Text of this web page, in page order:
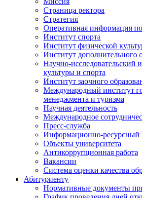
Страница ректора
Стратегия
Оперативная информация
Институт спорта
Институт физической
Институт дополнительного
Научно-исследовательский
культуры и спорта
Институт заочного
Международный институт
менеджмента и туризма
Научная деятельность
Международное
Пресс-служба
Информационно-ресурсный
Объекты университета
Антикоррупционная работа
Вакансии
Система оценки качества
Абитуриенту
Нормативные документы